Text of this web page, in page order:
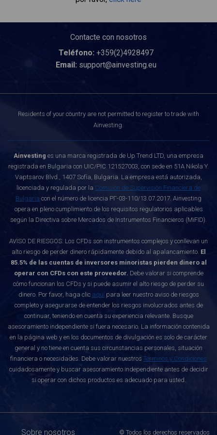
Contacte con nosotros
Teléfono: +359(2)4928497
Email: support@ainvesting.eu
Residents of your country are not permitted to register to trade with
Ainvesting.
Ainvesting es una marca registrada de Up Trend LTD, una empresa
registrada en Bulgaria con UIC/PIC 121527003, con sede en 51A Nikola Y.
Vaptsarov Blvd., 1407 Sofía, Bulgaria. La empresa está autorizada,
licenciada y regulada por la Comisión de Supervisión Financiera de
Bulgaria con el número de licencia РГ-03-110/13.07.2017. Ainvesting
opera en pleno cumplimiento de los requisitos regulatorios aplicables
según la Directiva sobre Mercados de Instrumentos Financieros (MiFID).
AVISO DE RIESGOS: Los CFDs son instrumentos complejos y conllevan un
alto riesgo de perder dinero rápidamente debido al apalancamiento. El
85.5% de las cuentas de inversores minoristas pierden dinero al
operar con CFDs con este proveedor. Debe valorar si comprende
cómo funcionan los CFDs y si puede asumir el alto riesgo de perder su
dinero. Por favor, haga clic aquípara leer nuestro aviso de riesgos
completo y asegurarse de entender los riesgos involucrados antes de
continuar, teniendo en cuenta su experiencia relevante. Busque
asesoramiento independiente si fuera necesario. La información contenida
en la página web y en los documentos de divulgación es solo de carácter
general y no tiene en cuenta sus circunstancias personales, situación
financiera o necesidades. Debe valorar nuestros Términos y Condiciones
cuidadosamente y buscar asesoramiento independiente antes de decidir
si operar con dichos productos es adecuado para usted.
Sobre nosotros © Todos los derechos reservados